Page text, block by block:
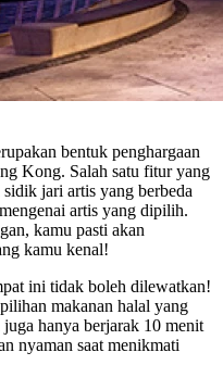
bentuk penghargaan
Kong. Salah satu fitur yang
jari artis yang berbeda
artis yang dipilih.
kamu pasti akan
kamu kenal!
ini tidak boleh dilewatkan!
makanan halal yang
juga hanya berjarak 10 menit
nyaman saat menikmati